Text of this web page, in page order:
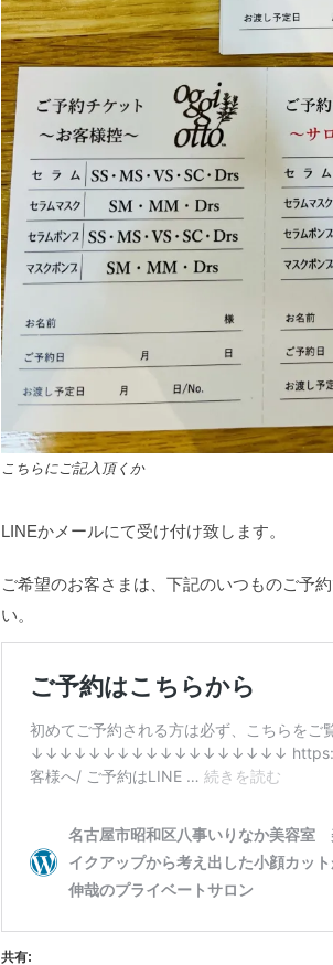
こちらにご記入頂くか
LINEかメールにて受け付け致します。
ご希望のお客さまは、下記のいつものご予
い。
共有: